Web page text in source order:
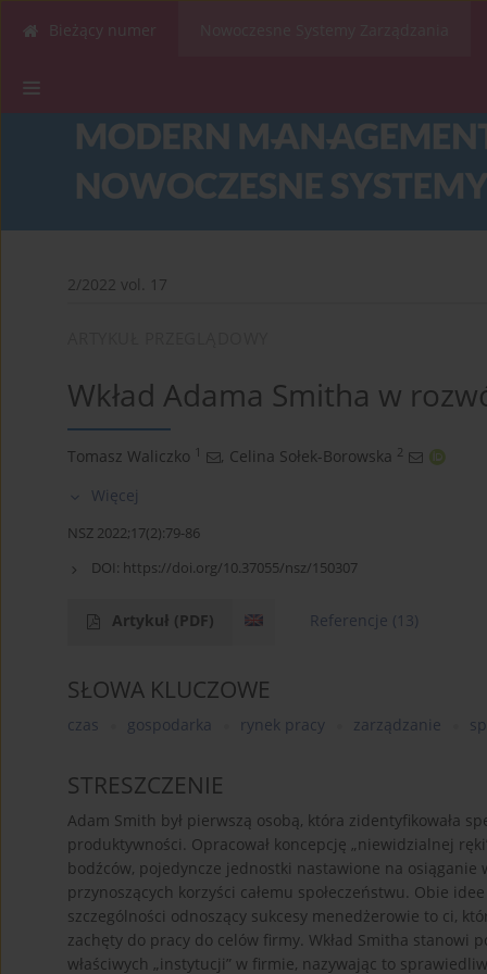
Bieżący numer
2/2022 vol. 17
Wkład Adama Smitha w
Tomasz Waliczko 1 , Celina Sołek-Borowska 2
Więcej
NSZ 2022;17(2):79-86
DOI: https://doi.org/10.37055/nsz/150307
Artykuł (PDF) Referencje (13)
SŁOWA KLUCZOWE
czas gospodarka rynek pracy zarządzanie
STRESZCZENIE
Adam Smith był pierwszą osobą, która zidentyfikowała
produktywności. Opracował koncepcję „niewidzialnej
bodźców, pojedyncze jednostki nastawione na osiąganie
przynoszących korzyści całemu społeczeństwu. Obie
szczególności odnoszący sukcesy menedżerowie to ci,
zachęty do pracy do celów firmy. Wkład Smitha stanowi
właściwych „instytucji” w firmie, nazywając to